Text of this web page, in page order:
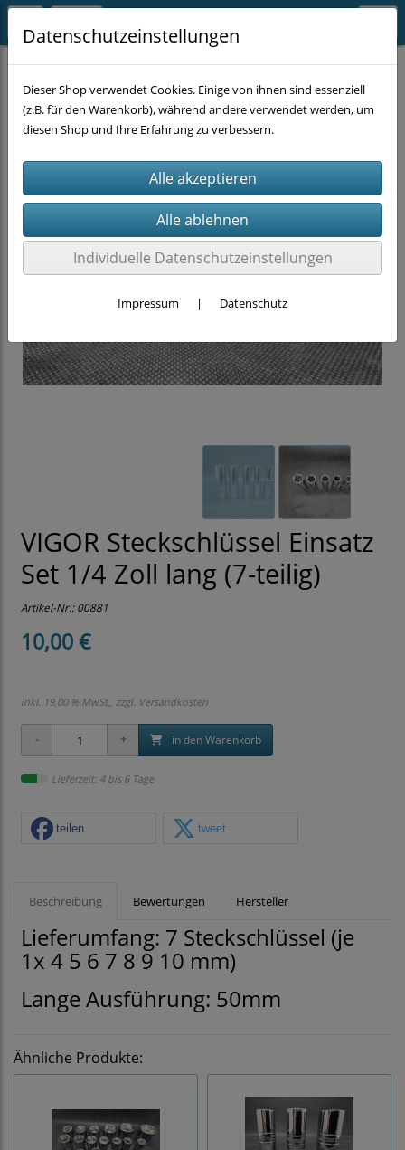
HANDWERKZEUG Schlüssel
VIGOR Steckschlüssel Einsatz
Set 1/4 Zoll lang (7-teilig)
Artikel-Nr.:00881
10,00 €
inkl. 19,00 % MwSt., zzgl. Versandkosten
in den Warenkorb
Lieferzeit: 4 bis 6 Tage
teilen tweet
Beschreibung Bewertungen Hersteller
Lieferumfang: 7 Steckschlüssel (je
1x 4 5 6 7 8 9 10 mm)
Lange Ausführung: 50mm
Ähnliche Produkte:
Datenschutzeinstellungen
Dieser Shop verwendet Cookies. Einige von ihnen sind essenziell
(z.B. für den Warenkorb), während andere verwendet werden, um
diesen Shop und Ihre Erfahrung zu verbessern.
Individuelle Datenschutzeinstellungen
Impressum | Datenschutz